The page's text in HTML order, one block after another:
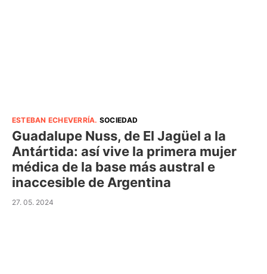
ESTEBAN ECHEVERRÍA. SOCIEDAD
Guadalupe Nuss, de El Jagüel a la
Antártida: así vive la primera mujer
médica de la base más austral e
inaccesible de Argentina
27. 05. 2024